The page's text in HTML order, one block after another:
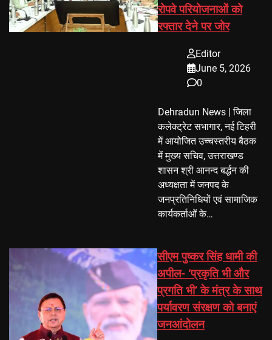
रोपवे परियोजनाओं को
रफ्तार देने पर जोर
Editor
June 5, 2026
0
Dehradun News | जिला
कलेक्ट्रेट सभागार, नई टिहरी
में आयोजित उच्चस्तरीय बैठक
में मुख्य सचिव, उत्तराखण्ड
शासन श्री आनन्द बर्द्धन की
अध्यक्षता में जनपद के
जनप्रतिनिधियों एवं सामाजिक
कार्यकर्ताओं के…
सीएम पुष्कर सिंह धामी की
अपील- ‘प्रकृति भी और
प्रगति भी’ के मंत्र के साथ
पर्यावरण संरक्षण को बनाएं
जनआंदोलन